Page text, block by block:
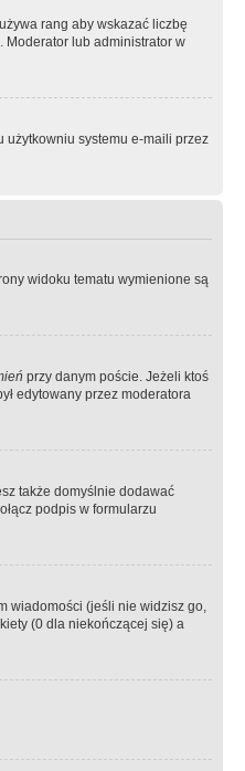
rang aby wskazać liczbę
Moderator lub administrator w
użytkowniu systemu e-maili przez
widoku tematu wymienione są
przy danym poście. Jeżeli ktoś
edytowany przez moderatora
także domyślnie dodawać
podpis w formularzu
wiadomości (jeśli nie widzisz go,
(0 dla niekończącej się) a